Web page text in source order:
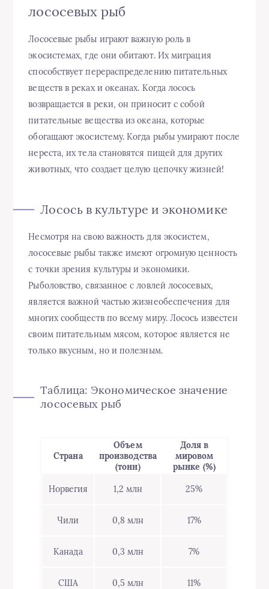
лососевых рыб
Лососевые рыбы играют важную роль в
экосистемах, где они обитают. Их миграция
способствует перераспределению питательных
веществ в реках и океанах. Когда лосось
возвращается в реки, он приносит с собой
питательные вещества из океана, которые
обогащают экосистему. Когда рыбы умирают после
нереста, их тела становятся пищей для других
животных, что создает целую цепочку жизней!
Лосось в культуре и экономике
Несмотря на свою важность для экосистем,
лососевые рыбы также имеют огромную ценность
с точки зрения культуры и экономики.
Рыболовство, связанное с ловлей лососевых,
является важной частью жизнеобеспечения для
многих сообществ по всему миру. Лосось известен
своим питательным мясом, которое является не
только вкусным, но и полезным.
Таблица: Экономическое значение
лососевых рыб
Страна
Объем
производства
(тонн)
Доля в
мировом
рынке (%)
Норвегия 1,2 млн 25%
Чили 0,8 млн 17%
Канада 0,3 млн 7%
США 0,5 млн 11%